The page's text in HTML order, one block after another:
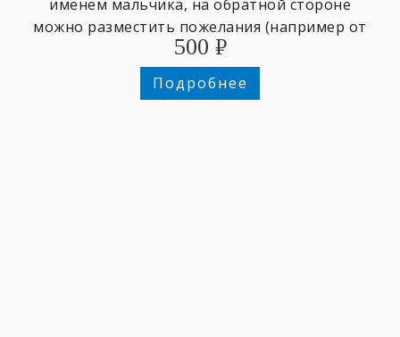
именем мальчика, на обратной стороне
можно разместить пожелания (например от
класса, группы, ...) или ещё одно фото.
500 ₽
Подробнее